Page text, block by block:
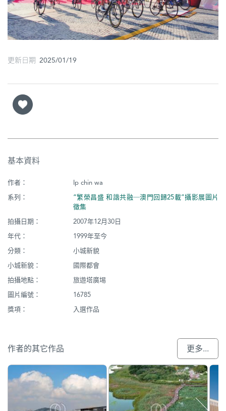
閣
寺
廟
巴
街
更新日期 2025/01/19
基本資料
作者：
Ip chin wa
系列：
“繁榮昌盛 和諧共融─澳門回歸25載”攝影展圖片
徵集
拍攝日期：
2007年12月30日
年代：
1999年至今
分類：
小城新貌
小城新貌：
國際都會
拍攝地點：
旅遊塔廣埸
圖片編號：
16785
獎項：
入選作品
作者的其它作品 更多...